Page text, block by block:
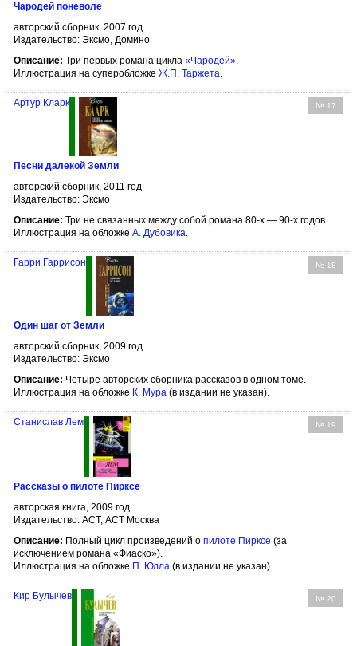
Чародей поневоле
авторский сборник, 2007 год
Издательство: Эксмо, Домино
Описание: Три первых романа цикла «Чародей».
Иллюстрация на суперобложке Ж.П. Таржета.
№ 17
Артур Кларк
Песни далекой Земли
авторский сборник, 2011 год
Издательство: Эксмо
Описание: Три не связанных между собой романа 80-х — 90-х годов.
Иллюстрация на обложке А. Дубовика.
№ 18
Гарри Гаррисон
Один шаг от Земли
авторский сборник, 2009 год
Издательство: Эксмо
Описание: Четыре авторских сборника рассказов в одном томе.
Иллюстрация на обложке К. Мура (в издании не указан).
№ 19
Станислав Лем
Рассказы о пилоте Пирксе
авторская книга, 2009 год
Издательство: АСТ, АСТ Москва
Описание: Полный цикл произведений о пилоте Пирксе (за
исключением романа «Фиаско»).
Иллюстрация на обложке П. Юлла (в издании не указан).
№ 20
Кир Булычев